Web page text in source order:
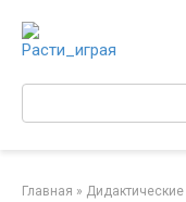
контенту
Поиск:
Главная » Дидактические